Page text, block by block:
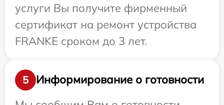
услуги Вы получите фирменный
сертификат на ремонт устройства
FRANKE сроком до 3 лет.
5
Информирование о готовности